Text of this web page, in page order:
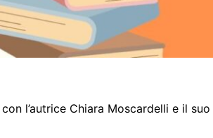
l’autrice Chiara Moscardelli e il suo